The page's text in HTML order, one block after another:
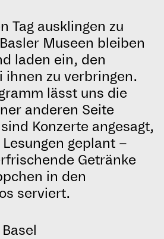
Tag ausklingen zu
Museen bleiben
laden ein, den
ihnen zu verbringen.
lässt uns die
anderen Seite
Konzerte angesagt,
geplant –
Getränke
in den
serviert.